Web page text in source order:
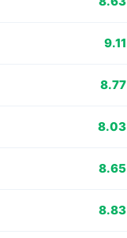
9.11
8.77
8.03
8.65
8.83